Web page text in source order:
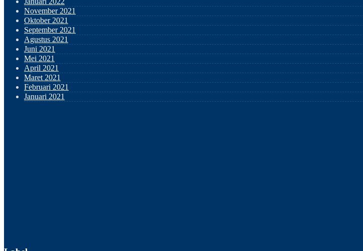
November 2021
Oktober 2021
September 2021
Agustus 2021
Juni 2021
Mei 2021
April 2021
Maret 2021
Februari 2021
Januari 2021